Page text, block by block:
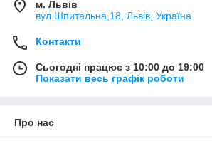
м. Львів
вул.Шпитальна,18, Львів, Україна
Контакти
Сьогодні працює з 10:00 до 19:00
Показати весь графік роботи
Про нас